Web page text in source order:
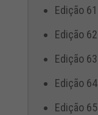
Edição 61
Edição 62
Edição 63
Edição 64
Edição 65